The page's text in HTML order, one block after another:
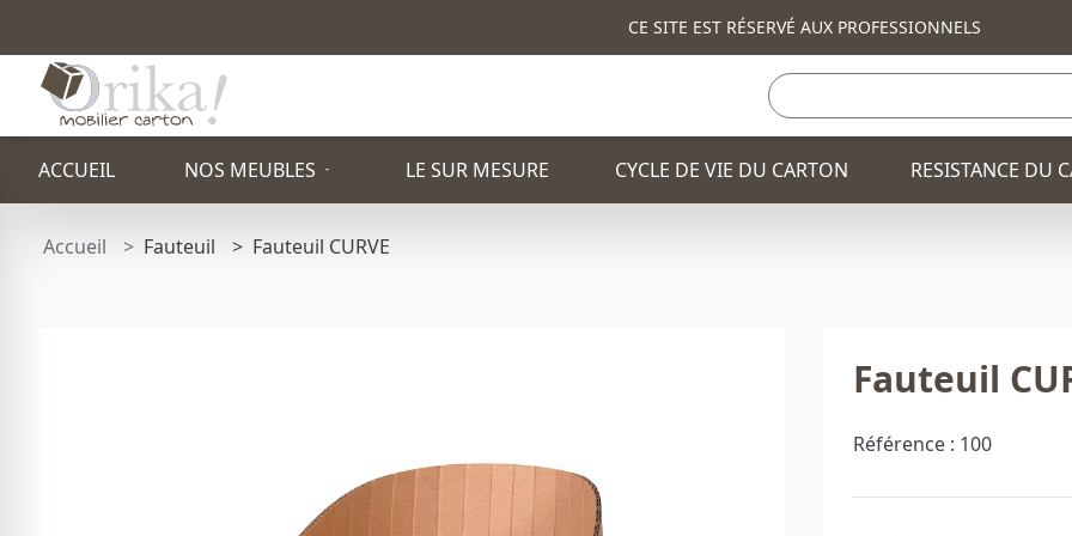
CE SITE EST RÉSERVÉ AUX PROFESSIONNELS
ACCUEIL NOS MEUBLES
PAR TYPE
CONSOLE ET
CORBEILLE
TABLE HAUTE
LE SUR MESURE CYCLE DE VIE DU CARTON RESISTANCE DU
CONSOLE ET COMMODE
CORBEILLE
Accueil Fauteuil Fauteuil CURVE
Fauteuil
Référence : 100